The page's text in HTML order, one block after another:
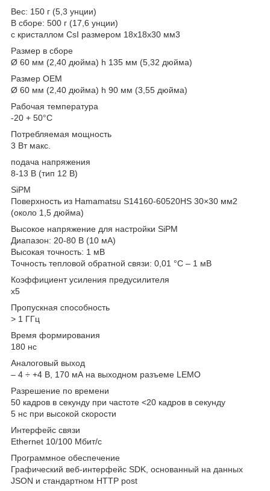
Вес: 150 г (5,3 унции)
В сборе: 500 г (17,6 унции)
с кристаллом CsI размером 18x18x30 мм3
Размер в сборе
Ø 60 мм (2,40 дюйма) h 135 мм (5,32 дюйма)
Размер OEM
Ø 60 мм (2,40 дюйма) h 90 мм (3,55 дюйма)
Рабочая температура
-20 + 50°C
Потребляемая мощность
3 Вт макс.
подача напряжения
8-13 В (тип 12 В)
SiPM
Поверхность из Hamamatsu S14160-60520HS 30×30 мм2
(около 1,5 дюйма)
Высокое напряжение для настройки SiPM
Диапазон: 20-80 В (10 мА)
Высокая точность: 1 мВ
Точность тепловой обратной связи: 0,01 °C – 1 мВ
Коэффициент усиления предусилителя
x5
Пропускная способность
> 1 ГГц
Время формирования
180 нс
Аналоговый выход
– 4 ÷ +4 В, 170 мА на выходном разъеме LEMO
Разрешение по времени
50 кадров в секунду при частоте <20 кадров в секунду
5 нс при высокой скорости
Интерфейс связи
Ethernet 10/100 Мбит/с
Программное обеспечение
Графический веб-интерфейс SDK, основанный на данных
JSON и стандартном HTTP post